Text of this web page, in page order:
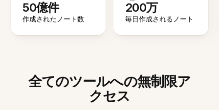
50億件
作成されたノート数
200万
毎日作成されるノート
全てのツールへの無制限ア
クセス